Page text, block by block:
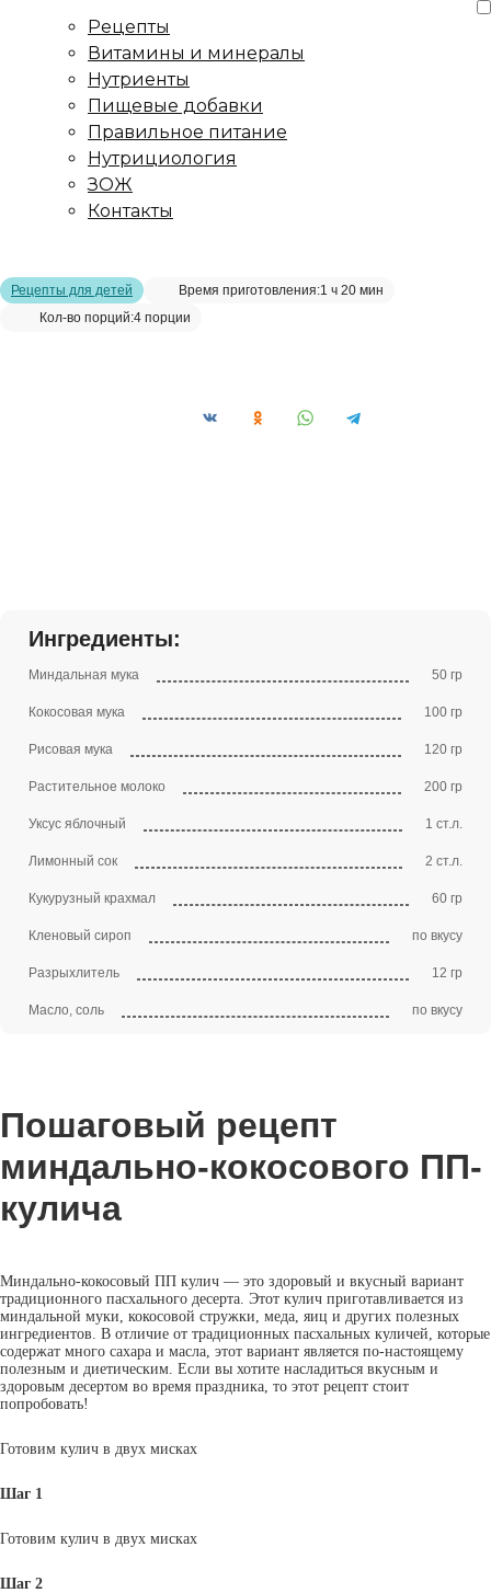
Рецепты
Витамины и минералы
Нутриенты
Пищевые добавки
Правильное питание
Нутрициология
ЗОЖ
Контакты
Рецепты для детей Время приготовления:1 ч 20 мин
Кол-во порций:4 порции
Ингредиенты:
Миндальная мука 50 гр
Кокосовая мука 100 гр
Рисовая мука 120 гр
Растительное молоко 200 гр
Уксус яблочный 1 ст.л.
Лимонный сок 2 ст.л.
Кукурузный крахмал 60 гр
Кленовый сироп по вкусу
Разрыхлитель 12 гр
Масло, соль по вкусу
Пошаговый рецепт
миндально-кокосового ПП-
кулича
Миндально-кокосовый ПП кулич — это здоровый и вкусный вариант
традиционного пасхального десерта. Этот кулич приготавливается из
миндальной муки, кокосовой стружки, меда, яиц и других полезных
ингредиентов. В отличие от традиционных пасхальных куличей, которые
содержат много сахара и масла, этот вариант является по-настоящему
полезным и диетическим. Если вы хотите насладиться вкусным и
здоровым десертом во время праздника, то этот рецепт стоит
попробовать!
Готовим кулич в двух мисках
Шаг 1
Готовим кулич в двух мисках
Шаг 2